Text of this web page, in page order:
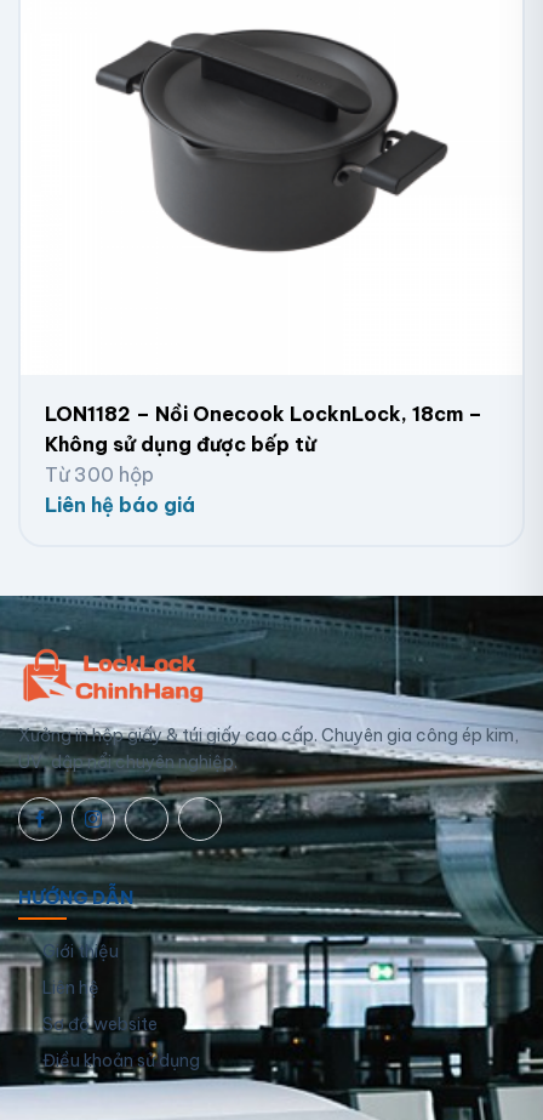
LON1182 – Nồi Onecook LocknLock, 18cm –
Không sử dụng được bếp từ
Từ 300 hộp
Liên hệ báo giá
Xưởng in hộp giấy & túi giấy cao cấp. Chuyên gia công ép kim,
UV, dập nổi chuyên nghiệp.
HƯỚNG DẪN
Giới thiệu
Liên hệ
Sơ đồ website
Điều khoản sử dụng